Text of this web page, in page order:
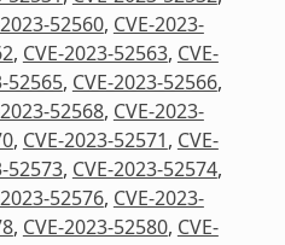
52560, CVE-2023-
, CVE-2023-52563, CVE-
52565, CVE-2023-52566,
52568, CVE-2023-
, CVE-2023-52571, CVE-
52573, CVE-2023-52574,
52576, CVE-2023-
, CVE-2023-52580, CVE-